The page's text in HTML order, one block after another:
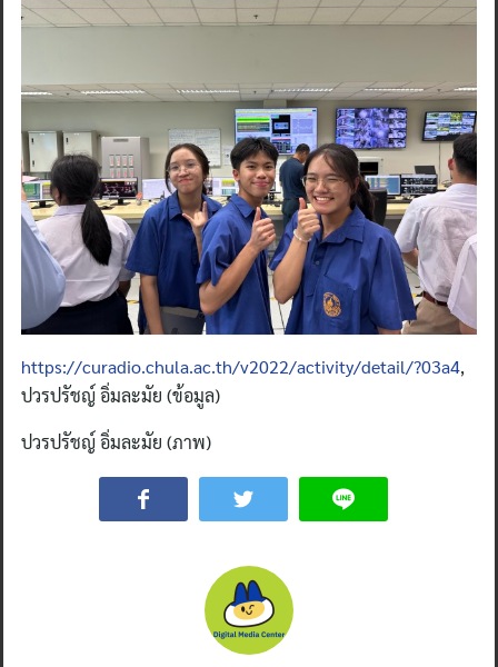
https://curadio.chula.ac.th/v2022/activity/detail/?03a4,
ปวรปรัชญ์ อิ่มละมัย (ข้อมูล)
ปวรปรัชญ์ อิ่มละมัย (ภาพ)